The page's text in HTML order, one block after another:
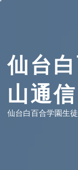
へ仙台
山通信
仙台白百合学園生